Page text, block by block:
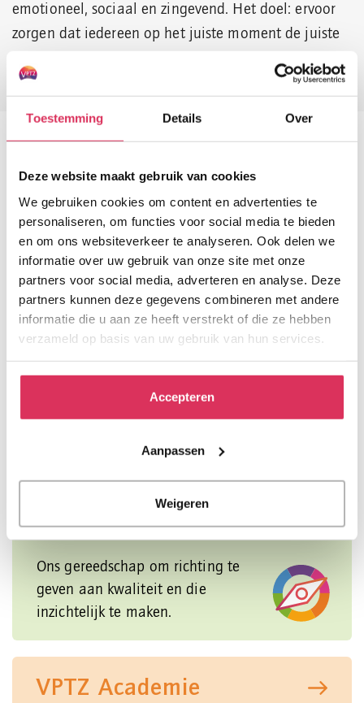
Toestemming Details Over
Deze website maakt gebruik van cookies
We gebruiken cookies om content en advertenties te
personaliseren, om functies voor social media te bieden
en om ons websiteverkeer te analyseren. Ook delen we
informatie over uw gebruik van onze site met onze
partners voor social media, adverteren en analyse. Deze
partners kunnen deze gegevens combineren met andere
informatie die u aan ze heeft verstrekt of die ze hebben
verzameld op basis van uw gebruik van hun services.
Accepteren
Aanpassen
Weigeren
emotioneel, sociaal en zingevend. Het doel: ervoor
zorgen dat iedereen op het juiste moment de juiste
Levenseindeverhalen
Echte verhalen die raken! Lees
persoonlijke verhalen over de
laatste levensfase.
Word vrijwilliger
Heeft u een hart voor mensen in
de laatste levensfase? Lees dan
Kwaliteitskompas
Ons gereedschap om richting te
geven aan kwaliteit en die
inzichtelijk te maken.
VPTZ Academie